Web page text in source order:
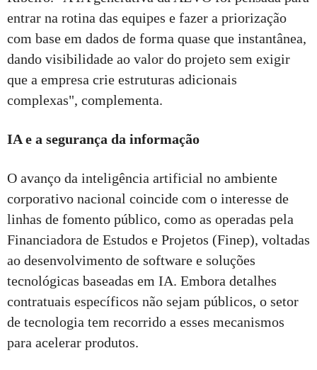
entrar na rotina das equipes e fazer a priorização
com base em dados de forma quase que instantânea,
dando visibilidade ao valor do projeto sem exigir
que a empresa crie estruturas adicionais
complexas", complementa.
IA e a segurança da informação
O avanço da inteligência artificial no ambiente
corporativo nacional coincide com o interesse de
linhas de fomento público, como as operadas pela
Financiadora de Estudos e Projetos (Finep), voltadas
ao desenvolvimento de software e soluções
tecnológicas baseadas em IA. Embora detalhes
contratuais específicos não sejam públicos, o setor
de tecnologia tem recorrido a esses mecanismos
para acelerar produtos.